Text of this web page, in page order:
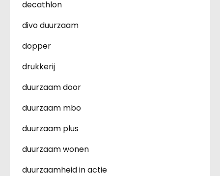
decathlon
divo duurzaam
dopper
drukkerij
duurzaam door
duurzaam mbo
duurzaam plus
duurzaam wonen
duurzaamheid in actie